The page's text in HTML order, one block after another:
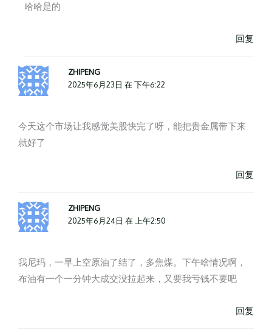
哈哈是的
回复
ZHIPENG
2025年6月23日 在 下午6:22
今天这个市场让我感觉美股快完了呀，能把贵金属带下来
就好了
回复
ZHIPENG
2025年6月24日 在 上午2:50
我尼玛，一早上空原油了结了，多焦煤。下午啥情况啊，
布油有一个一分钟大成交没拉起来，又要我亏钱不要吧
回复